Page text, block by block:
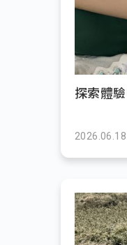
探索體
2026.06.18